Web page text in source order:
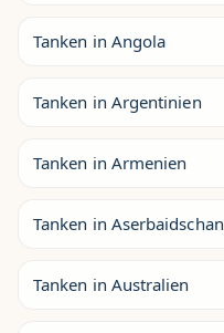
Tanken in Angola
Tanken in Argentinien
Tanken in Armenien
Tanken in Aserbaidschan
Tanken in Australien